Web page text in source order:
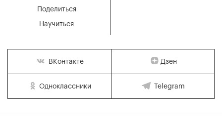
Поделиться
Научиться
ВКонтакте Дзен
Одноклассники Telegram